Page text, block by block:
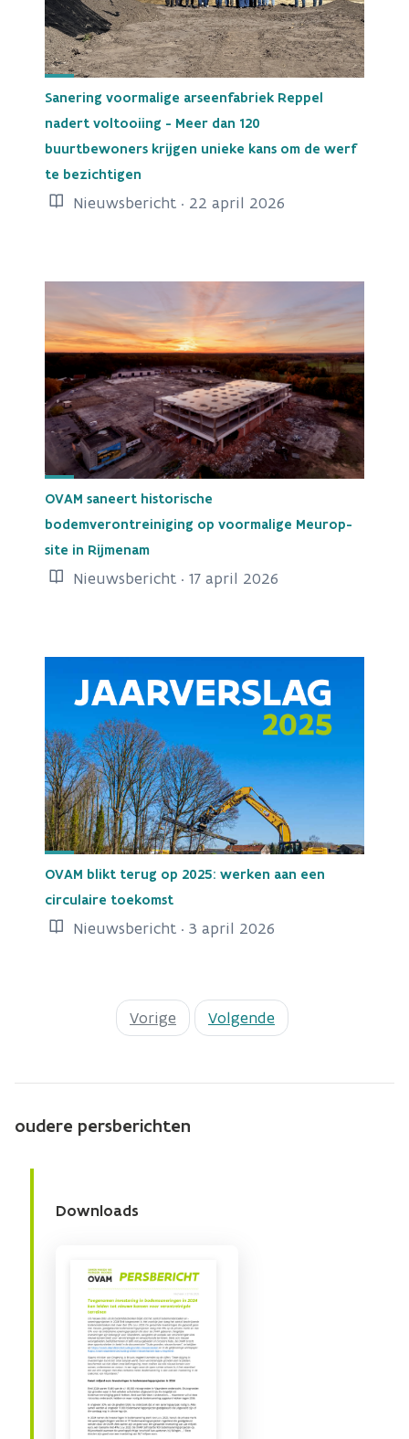
Sanering voormalige arseenfabriek Reppel
nadert voltooiing - Meer dan 120
buurtbewoners krijgen unieke kans om de werf
te bezichtigen
Nieuwsbericht · 22 april 2026
OVAM saneert historische
bodemverontreiniging op voormalige Meurop-
site in Rijmenam
Nieuwsbericht · 17 april 2026
OVAM blikt terug op 2025: werken aan een
circulaire toekomst
Nieuwsbericht · 3 april 2026
Vorige Volgende
oudere persberichten
Downloads